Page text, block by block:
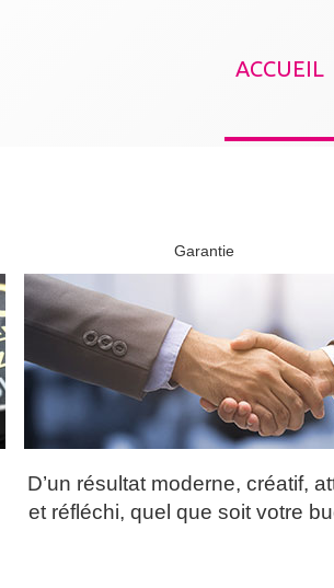
ACCUEIL
Garantie
D’un résultat moderne, créatif,
et réfléchi, quel que soit votre